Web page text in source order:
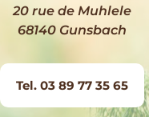
20 rue de Muhlele
68140 Gunsbach
Tel. 03 89 77 35 65